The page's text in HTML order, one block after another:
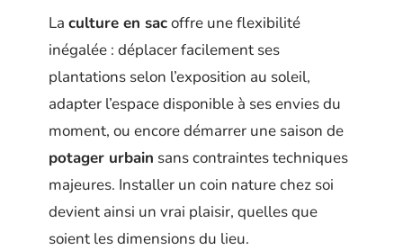
La culture en sacoffre une flexibilité
inégalée : déplacer facilement ses
plantations selon l’exposition au soleil,
adapter l’espace disponible à ses envies du
moment, ou encore démarrer une saison de
potager urbain sans contraintes techniques
majeures. Installer un coin nature chez soi
devient ainsi un vrai plaisir, quelles que
soient les dimensions du lieu.